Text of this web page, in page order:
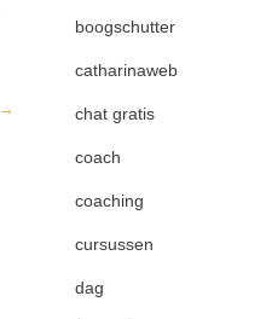
→
boogschutter
catharinaweb
chat gratis
coach
coaching
cursussen
dag